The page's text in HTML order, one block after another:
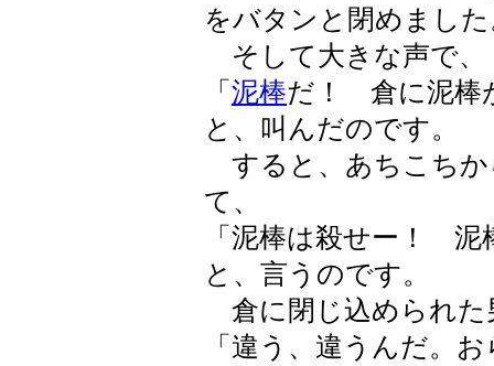
をバタンと閉めまし
そして大きな声で、
「 泥棒だ！ 倉に泥棒
と、叫んだのです。
すると、あちこちか
て、
「泥棒は殺せー！ 泥
と、言うのです。
倉に閉じ込められた
「違う、違うんだ。